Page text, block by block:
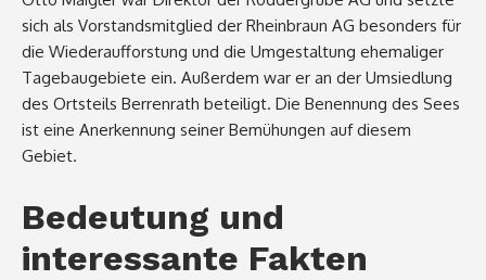
sich als Vorstandsmitglied der Rheinbraun AG besonders für
die Wiederaufforstung und die Umgestaltung ehemaliger
Tagebaugebiete ein. Außerdem war er an der Umsiedlung
des Ortsteils Berrenrath beteiligt. Die Benennung des Sees
ist eine Anerkennung seiner Bemühungen auf diesem
Gebiet.
Bedeutung und
interessante Fakten